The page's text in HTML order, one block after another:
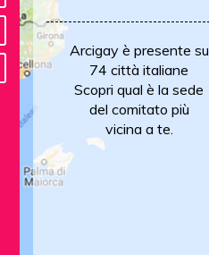
Arcigay è presente su
74 città italiane
Scopri qual è la sede
del comitato più
vicina a te.